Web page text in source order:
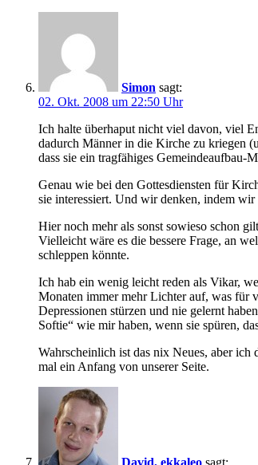
Simon sagt:
02. Okt. 2008 um 22:50 Uhr
Ich halte überhaput nicht viel davon, viel
dadurch Männer in die Kirche zu kriegen
dass sie ein tragfähiges Gemeindeaufbau-
Genau wie bei den Gottesdiensten für
sie interessiert. Und wir denken, indem wir
Hier noch mehr als sonst sowieso schon
Vielleicht wäre es die bessere Frage, an
schleppen könnte.
Ich hab ein wenig leicht reden als Vikar,
Monaten immer mehr Lichter auf, was für
Depressionen stürzen und nie gelernt
Softie“ wie mir haben, wenn sie spüren,
Wahrscheinlich ist das nix Neues, aber ich
mal ein Anfang von unserer Seite.
David, ekkaleo sagt: